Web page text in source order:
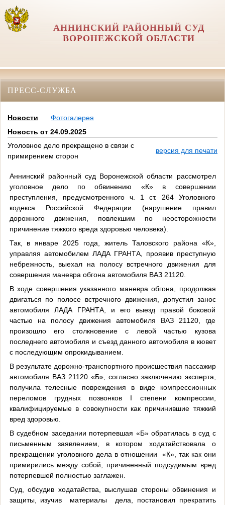
АННИНСКИЙ РАЙОННЫЙ СУД
ВОРОНЕЖСКОЙ ОБЛАСТИ
ПРЕСС-СЛУЖБА
Новости
Фотогалерея
Новость от 24.09.2025
Уголовное дело прекращено в связи с
примирением сторон
версия для печати
Аннинский районный суд Воронежской области рассмотрел
уголовное дело по обвинению «К» в совершении
преступления, предусмотренного ч. 1 ст. 264 Уголовного
кодекса Российской Федерации (нарушение правил
дорожного движения, повлекшим по неосторожности
причинение тяжкого вреда здоровью человека).
Так, в январе 2025 года, житель Таловского района «К»,
управляя автомобилем ЛАДА ГРАНТА, проявив преступную
небрежность, выехал на полосу встречного движения для
совершения маневра обгона автомобиля ВАЗ 21120.
В ходе совершения указанного маневра обгона, продолжая
двигаться по полосе встречного движения, допустил занос
автомобиля ЛАДА ГРАНТА, и его выезд правой боковой
частью на полосу движения автомобиля ВАЗ 21120, где
произошло его столкновение с левой частью кузова
последнего автомобиля и съезд данного автомобиля в кювет
с последующим опрокидыванием.
В результате дорожно-транспортного происшествия пассажир
автомобиля ВАЗ 21120 «Б», согласно заключению эксперта,
получила телесные повреждения в виде компрессионных
переломов грудных позвонков I степени компрессии,
квалифицируемые в совокупности как причинившие тяжкий
вред здоровью.
В судебном заседании потерпевшая «Б» обратилась в суд с
письменным заявлением, в котором ходатайствовала о
прекращении уголовного дела в отношении «К», так как они
примирились между собой, причиненный подсудимым вред
потерпевшей полностью заглажен.
Суд, обсудив ходатайства, выслушав стороны обвинения и
защиты, изучив материалы дела, постановил прекратить